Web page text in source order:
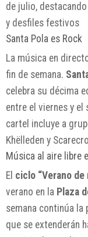
de julio,
y desfiles festivos
Santa Pola es Rock
La música en
fin de semana.
celebra su décima
entre el viernes y el
cartel incluye a
Khëlleden y
Música al aire libre
El ciclo “Verano de
verano en la Plaza
semana continúa
que se extenderán